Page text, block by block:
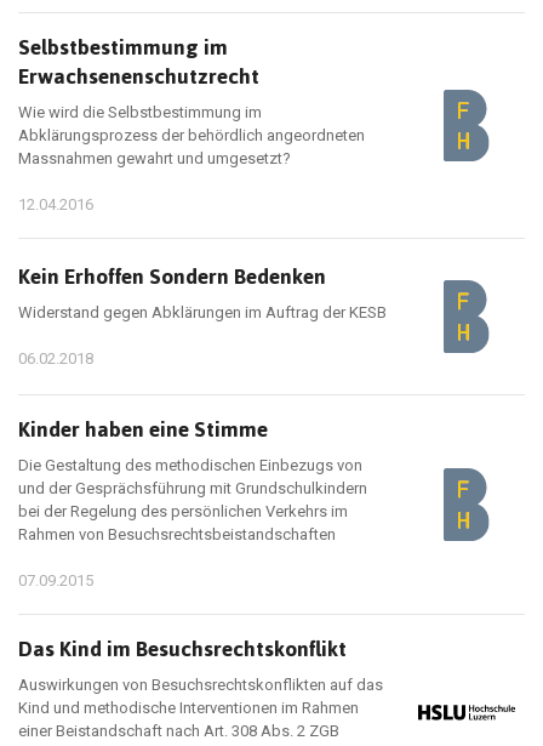
Selbstbestimmung im
Erwachsenenschutzrecht
Wie wird die Selbstbestimmung im
Abklärungsprozess der behördlich angeordneten
Massnahmen gewahrt und umgesetzt?
12.04.2016
Kein Erhoffen Sondern Bedenken
Widerstand gegen Abklärungen im Auftrag der KESB
06.02.2018
Kinder haben eine Stimme
Die Gestaltung des methodischen Einbezugs von
und der Gesprächsführung mit Grundschulkindern
bei der Regelung des persönlichen Verkehrs im
Rahmen von Besuchsrechtsbeistandschaften
07.09.2015
Das Kind im Besuchsrechtskonflikt
Auswirkungen von Besuchsrechtskonflikten auf das
Kind und methodische Interventionen im Rahmen
einer Beistandschaft nach Art. 308 Abs. 2 ZGB